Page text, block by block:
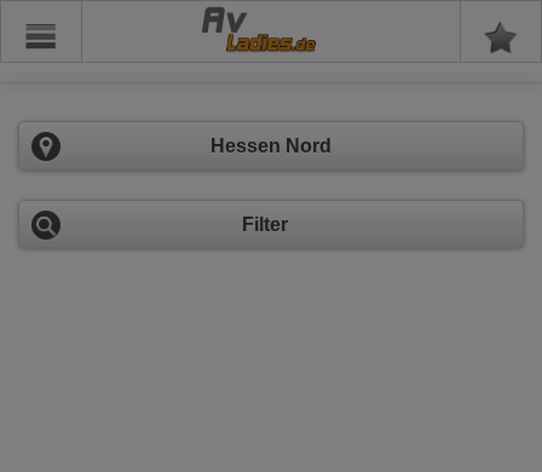
Av
Hessen Nord
Filter